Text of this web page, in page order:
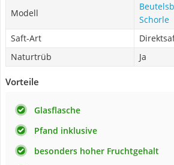
Modell
Schorle
Saft-Art
Naturtrüb
Ja
Vorteile
Glasflasche
Pfand inklusive
besonders hoher Fruchtgehalt